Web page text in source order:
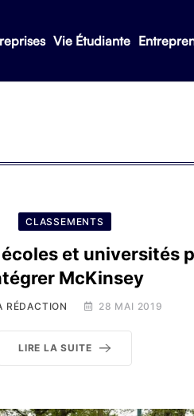
Vie Étudiante
CLASSEMENTS
écoles et universités
McKinsey
RÉDACTION 28 MAI 2019
LIRE LA SUITE